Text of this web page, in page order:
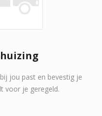
jou past en bevestig je
voor je geregeld.